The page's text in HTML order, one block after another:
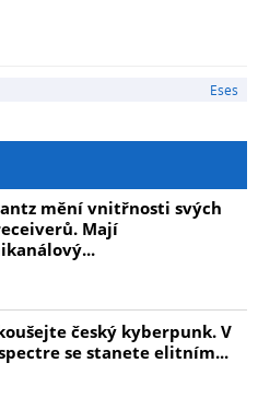
Eses
mění vnitřnosti svých
Mají
český kyberpunk. V
se stanete elitním...